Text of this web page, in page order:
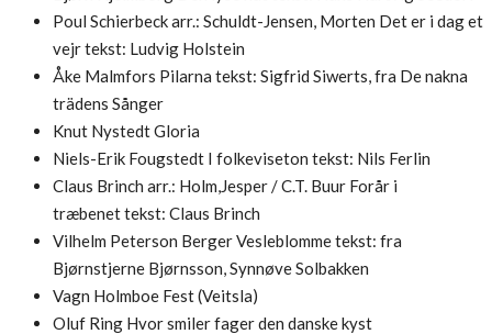
Poul Schierbeckarr.: Schuldt-Jensen, Morten Det er i dag et
vejrtekst: Ludvig Holstein
Åke Malmfors Pilarna tekst: Sigfrid Siwerts, fra De nakna
trädens Sånger
Knut NystedtGloria
Niels-Erik Fougstedt I folkeviseton tekst: Nils Ferlin
Claus Brinch arr.: Holm,Jesper / C.T. Buur Forår i
træbenettekst: Claus Brinch
Vilhelm Peterson BergerVesleblommetekst: fra
Bjørnstjerne Bjørnsson, Synnøve Solbakken
Vagn Holmboe Fest (Veitsla)
Oluf Ring Hvor smiler fager den danske kyst